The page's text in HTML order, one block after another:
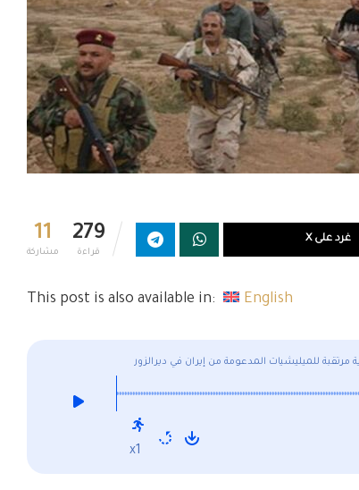
11
مشاركة
279
قراءة
غرد على X
This post is also available in: English
مرتقبة للميليشيات المدعومة من إيران في ديرالزور
x1